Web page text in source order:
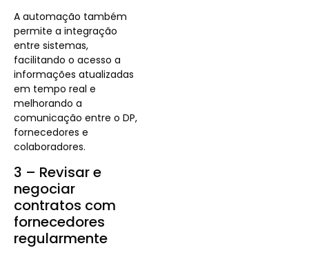
A automação também
permite a integração
entre sistemas,
facilitando o acesso a
informações atualizadas
em tempo real e
melhorando a
comunicação entre o DP,
fornecedores e
colaboradores.
3 – Revisar e
negociar
contratos com
fornecedores
regularmente